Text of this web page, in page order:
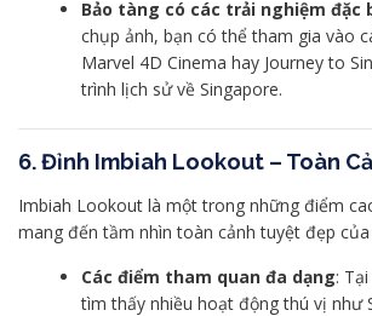
Bảo tàng có các trải nghiệm đặc
chụp ảnh, bạn có thể tham gia vào
Marvel 4D Cinema hay Journey to
trình lịch sử về Singapore.
6. Đỉnh Imbiah Lookout – Toàn
Imbiah Lookout là một trong những điểm
mang đến tầm nhìn toàn cảnh tuyệt đẹp
Các điểm tham quan đa dạng:
tìm thấy nhiều hoạt động thú vị như